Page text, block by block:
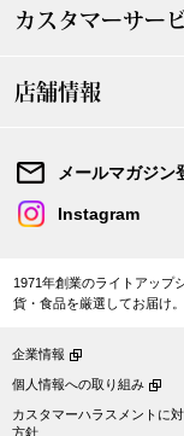
カスタマーサー
店舗情報
メールマガジン
Instagram
1971年創業のライトアップ
貨・食品を厳選してお届け
企業情報
個人情報への取り組み
カスタマーハラスメントに
方針